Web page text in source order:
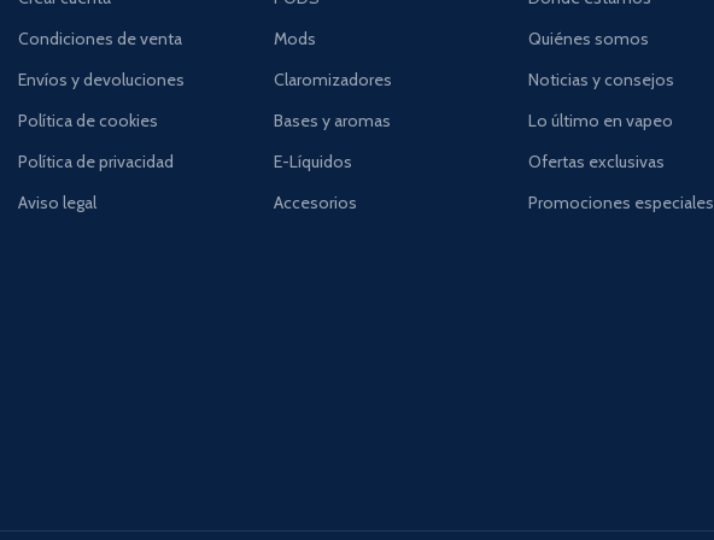
Condiciones de venta
Envíos y devoluciones
Política de cookies
Política de privacidad
Aviso legal
Mods
Claromizadores
Bases y aromas
E-Líquidos
Accesorios
Quiénes somos
Noticias y consejos
Lo último en vapeo
Ofertas exclusivas
Promociones especiales